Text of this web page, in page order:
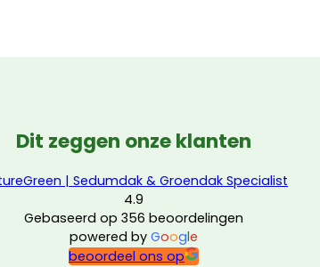
Dit zeggen onze klanten
| Sedumdak & Groendak Specialist
4.9
Gebaseerd op 356 beoordelingen
powered by Google
beoordeel ons op